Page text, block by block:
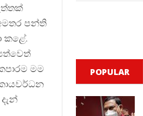
පන්ති
කළේ.
මම
POPULAR